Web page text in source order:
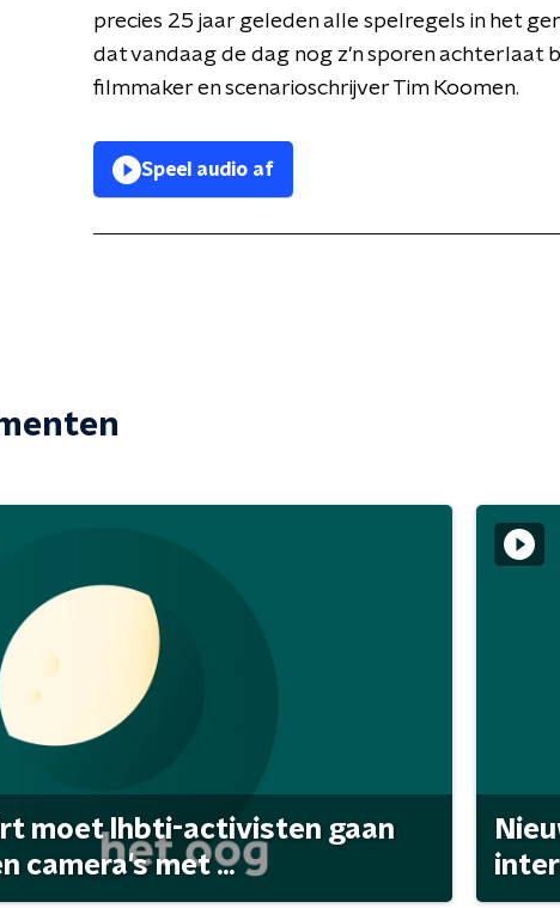
precies 25 jaar geleden alle spelregels in het
dat vandaag de dag nog z'n sporen achterlaat
filmmaker en scenarioschrijver Tim Koomen.
Speel audio af
moet lhbti-activisten gaan
camera's met ...